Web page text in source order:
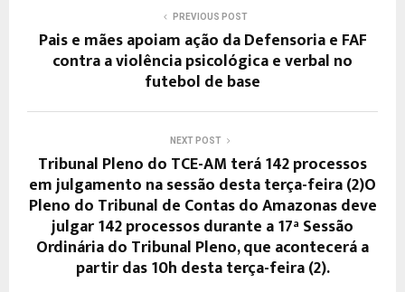
PREVIOUS POST
Pais e mães apoiam ação da Defensoria e FAF
contra a violência psicológica e verbal no
futebol de base
NEXT POST
Tribunal Pleno do TCE-AM terá 142 processos
em julgamento na sessão desta terça-feira (2)O
Pleno do Tribunal de Contas do Amazonas deve
julgar 142 processos durante a 17ª Sessão
Ordinária do Tribunal Pleno, que acontecerá a
partir das 10h desta terça-feira (2).